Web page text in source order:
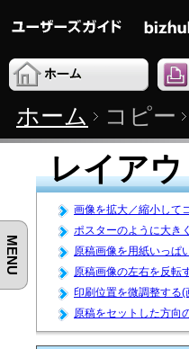
ホーム コピー
MENU
レイア
画像を拡大／縮小して
ポスターのように大き
原稿画像を用紙いっぱ
原稿画像の左右を反転
印刷位置を微調整する(
原稿をセットした方向